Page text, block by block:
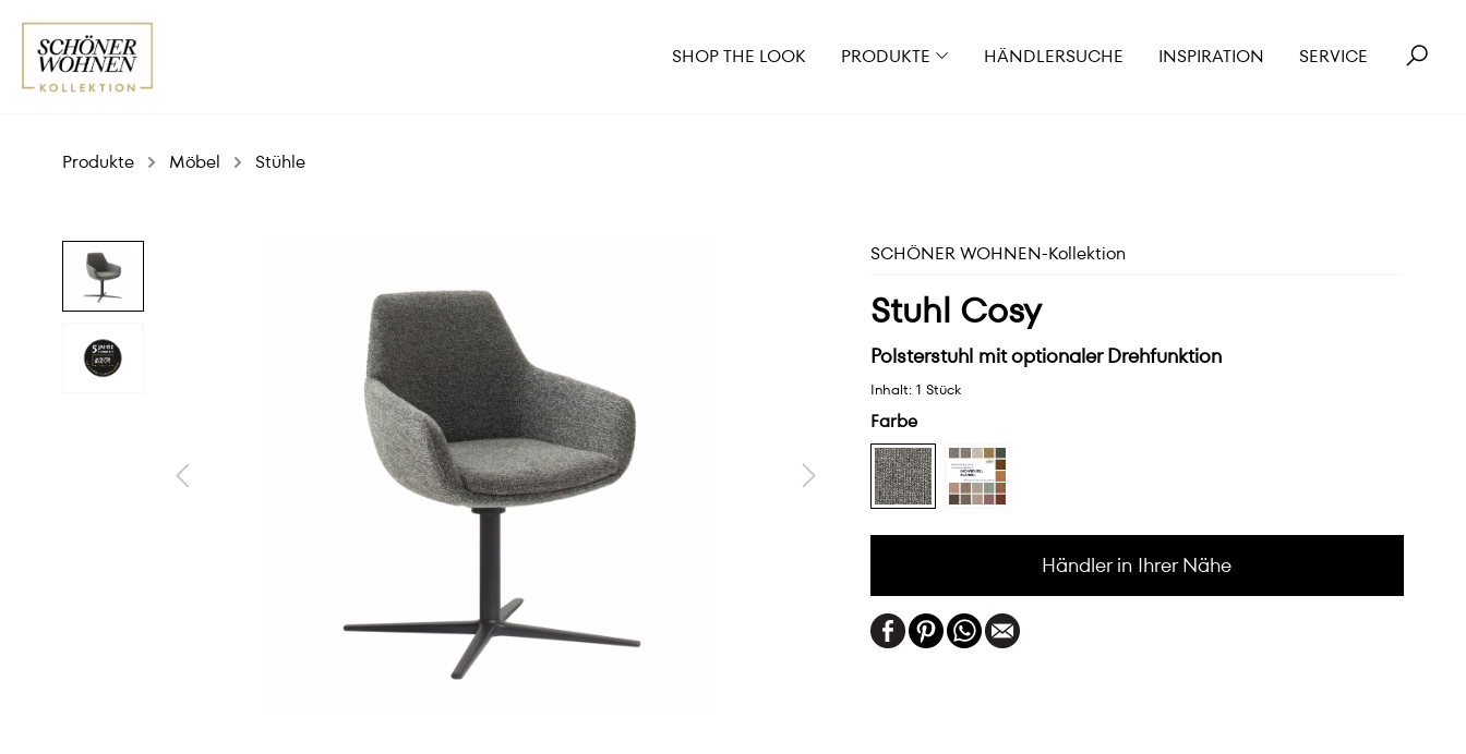
SHOP THE LOOK PRODUKTE HÄNDLERSUCHE INSPIRATION SERVICE
Produkte Möbel Stühle
SCHÖNER WOHNEN-Kollektion
Stuhl Cosy
Polsterstuhl mit optionaler Drehfunktion
Inhalt: 1 Stück
Farbe
Händler in Ihrer Nähe